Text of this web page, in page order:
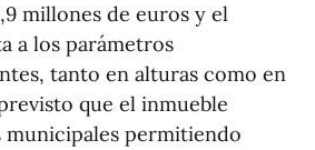
millones de euros y el
a los parámetros
tanto en alturas como en
que el inmueble
municipales permitiendo